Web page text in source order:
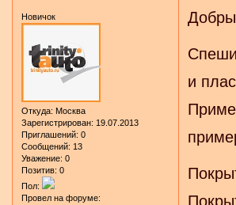
Новичок
Откуда: Москва
Зарегистрирован: 19.07.2013
Приглашений: 0
Сообщений: 13
Уважение: 0
Позитив: 0
Пол:
Провел на форуме:
и